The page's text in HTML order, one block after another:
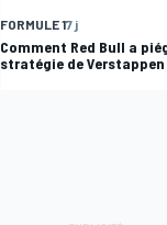
FORMULE 17 j
Comment Red Bull a
stratégie de Verstappen